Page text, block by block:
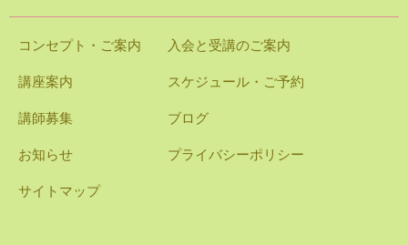
コンセプト・ご案内 入会と受講のご案内
講座案内 スケジュール・ご予約
講師募集 ブログ
お知らせ プライバシーポリシー
サイトマップ